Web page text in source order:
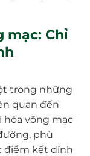
mạc: Chỉ
trong những
quan đến
hóa võng mạc
phù
điểm kết dính